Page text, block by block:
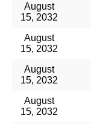
August
15, 2032
August
15, 2032
August
15, 2032
August
15, 2032